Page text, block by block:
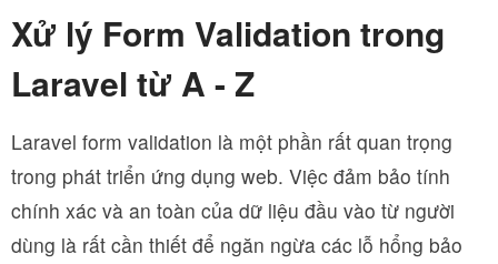
Xử lý Form Validation trong
Laravel từ A - Z
Laravel form validation là một phần rất quan trọng
trong phát triển ứng dụng web. Việc đảm bảo tính
chính xác và an toàn của dữ liệu đầu vào từ người
dùng là rất cần thiết để ngăn ngừa các lỗ hổng bảo